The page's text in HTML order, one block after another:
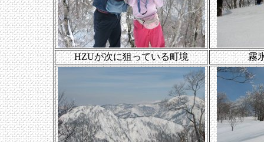
HZUが次に狙っている町境 霧